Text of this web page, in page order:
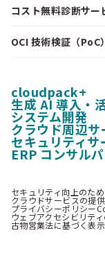
コスト無料診断サ
OCI 技術検証（PoC
cloudpack+
生成 AI 導入・
システム開発
クラウド周辺サ
セキュリティサ
ERP コンサル
セキュリティ向上のた
クラウドサービスの提
プライバシーポリシー
ウェブアクセシビリテ
古物営業法に基づく表示